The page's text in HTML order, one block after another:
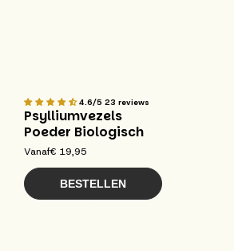
4.6/5 23 reviews
Psylliumvezels
Poeder Biologisch
Vanaf€ 19,95
BESTELLEN